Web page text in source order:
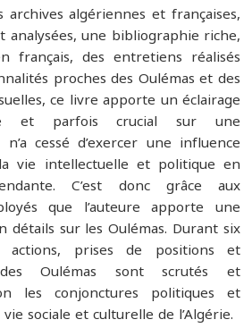
archives algériennes et françaises,
analysées, une bibliographie riche,
français, des entretiens réalisés
proches des Oulémas et des
ce livre apporte un éclairage
et parfois crucial sur une
cessé d’exercer une influence
vie intellectuelle et politique en
C’est donc grâce aux
que l’auteure apporte une
détails sur les Oulémas. Durant six
actions, prises de positions et
Oulémas sont scrutés et
les conjonctures politiques et
sociale et culturelle de l’Algérie.